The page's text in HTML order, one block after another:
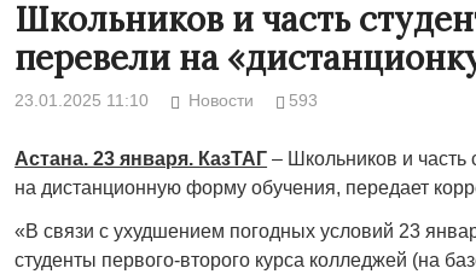
Школьников и часть
перевели на
23.01.2025 11:10 Новости 593
Астана. 23 января. КазТАГ – Школьников и часть
на дистанционную форму обучения, передает
«В связи с ухудшением погодных условий 23
студенты первого-второго курса колледжей (на
Народ выбрал свет
Странная